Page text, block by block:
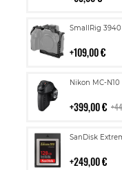
SmallRig
109,00 €
Lisää
Nikon MC-
399,00 €
Lisää
SanDisk
249,00 €
Lisää